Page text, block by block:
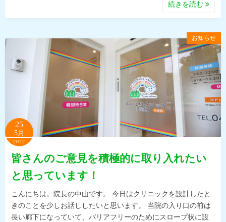
続きを読む
お知らせ
25
5月
2022
皆さんのご意見を積極的に取り入れたい
と思っています！
こんにちは。院長の中山です。 今日はクリニックを設計したと
きのことを少しお話ししたいと思います。 当院の入り口の前は
長い廊下になっていて、バリアフリーのためにスロープ状に設